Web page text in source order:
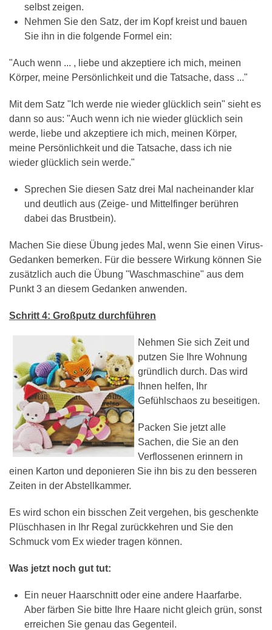
selbst zeigen.
Nehmen Sie den Satz, der im Kopf kreist und bauen
Sie ihn in die folgende Formel ein:
"Auch wenn ... , liebe und akzeptiere ich mich, meinen
Körper, meine Persönlichkeit und die Tatsache, dass ..."
Mit dem Satz "Ich werde nie wieder glücklich sein" sieht es
dann so aus: "Auch wenn ich nie wieder glücklich sein
werde, liebe und akzeptiere ich mich, meinen Körper,
meine Persönlichkeit und die Tatsache, dass ich nie
wieder glücklich sein werde."
Sprechen Sie diesen Satz drei Mal nacheinander klar
und deutlich aus (Zeige- und Mittelfinger berühren
dabei das Brustbein).
Machen Sie diese Übung jedes Mal, wenn Sie einen Virus-
Gedanken bemerken. Für die bessere Wirkung können Sie
zusätzlich auch die Übung "Waschmaschine" aus dem
Punkt 3 an diesem Gedanken anwenden.
Schritt 4: Großputz durchführen
Nehmen Sie sich Zeit und
putzen Sie Ihre Wohnung
gründlich durch. Das wird
Ihnen helfen, Ihr
Gefühlschaos zu beseitigen.
Packen Sie jetzt alle
Sachen, die Sie an den
Verflossenen erinnern in
einen Karton und deponieren Sie ihn bis zu den besseren
Zeiten in der Abstellkammer.
Es wird schon ein bisschen Zeit vergehen, bis geschenkte
Plüschhasen in Ihr Regal zurückkehren und Sie den
Schmuck vom Ex wieder tragen können.
Was jetzt noch gut tut:
Ein neuer Haarschnitt oder eine andere Haarfarbe.
Aber färben Sie bitte Ihre Haare nicht gleich grün, sonst
erreichen Sie genau das Gegenteil.